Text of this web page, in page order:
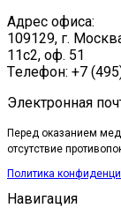
Адрес офиса:
109129, г.
11с2, оф. 51
Tелефон: +7
Электронная
Перед оказанием
отсутствие
Политика
Навигация